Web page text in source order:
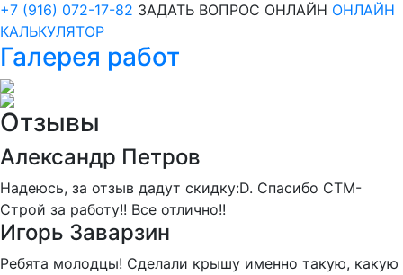
+7 (916) 072-17-82 ЗАДАТЬ ВОПРОС ОНЛАЙН ОНЛАЙН
КАЛЬКУЛЯТОР
Галерея работ
Отзывы
Александр Петров
Надеюсь, за отзыв дадут скидку:D. Спасибо СТМ-
Строй за работу!! Все отлично!!
Игорь Заварзин
Ребята молодцы! Сделали крышу именно такую, какую